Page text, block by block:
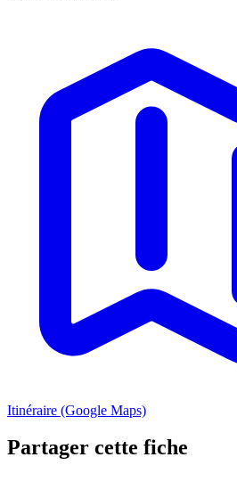
Itinéraire (Google Maps)
Partager cette fiche